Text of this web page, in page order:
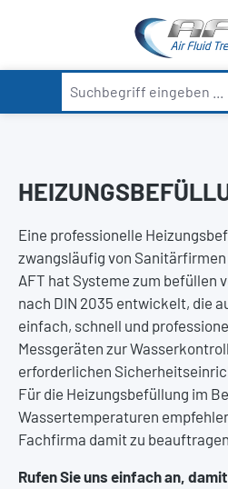
Eine professionelle
zwangsläufig von
AFT hat Systeme zum befüllen
nach DIN 2035 entwickelt, die
einfach, schnell und
Messgeräten zur
erforderlichen
Für die Heizungsbefüllung im
Wassertemperaturen
Fachfirma damit zu
Rufen Sie uns einfach an,